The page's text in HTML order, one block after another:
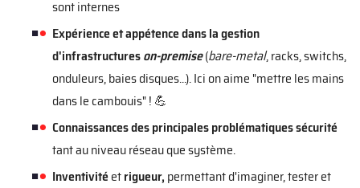
sont internes
Expérience et appétence dans la gestion
d'infrastructureson-premise(bare-metal, racks, switchs,
onduleurs, baies disques...). Ici on aime "mettre les mains
dans le cambouis" ! 💪
Connaissances des principales problématiques sécurité
tant au niveau réseau que système.
Inventivitéetrigueur, permettant d'imaginer, tester et